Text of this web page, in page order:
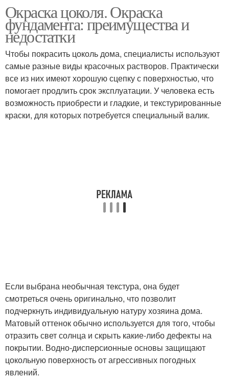
Окраска цоколя. Окраска
фундамента: преимущества и
недостатки
Чтобы покрасить цоколь дома, специалисты используют
самые разные виды красочных растворов. Практически
все из них имеют хорошую сцепку с поверхностью, что
помогает продлить срок эксплуатации. У человека есть
возможность приобрести и гладкие, и текстурированные
краски, для которых потребуется специальный валик.
Если выбрана необычная текстура, она будет
смотреться очень оригинально, что позволит
подчеркнуть индивидуальную натуру хозяина дома.
Матовый оттенок обычно используется для того, чтобы
отразить свет солнца и скрыть какие-либо дефекты на
покрытии. Водно-дисперсионные основы защищают
цокольную поверхность от агрессивных погодных
явлений.